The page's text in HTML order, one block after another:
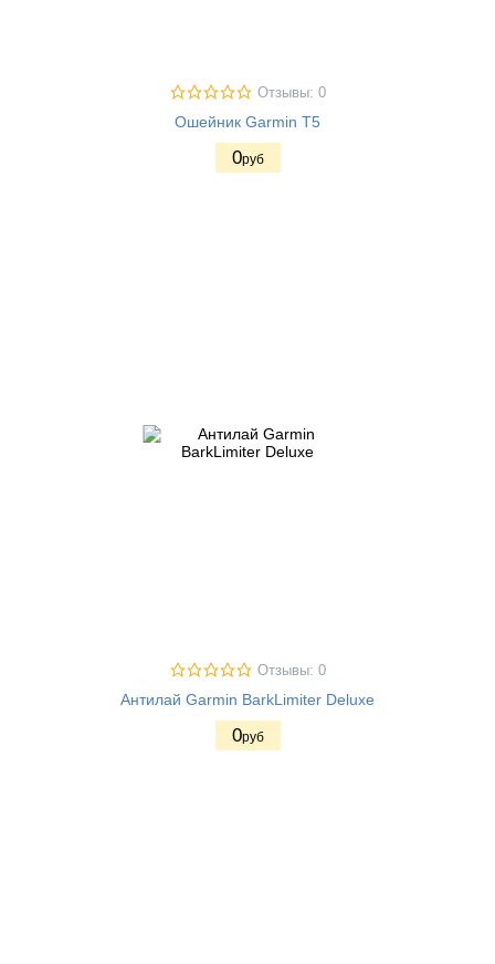
Отзывы: 0
Ошейник Garmin T5
0руб
Отзывы: 0
Антилай Garmin BarkLimiter Deluxe
0руб